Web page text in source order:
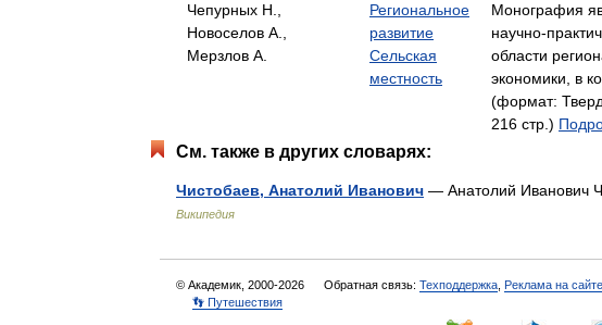
Чепурных Н.,
Новоселов А.,
Мерзлов А.
Региональное
развитие
Сельская
местность
Монография
научно-
области
экономики, в
(формат:
216 стр.)
См. также в других словарях:
Чистобаев, Анатолий Иванович — Анатолий Иванович
Википедия
© Академик, 2000-2026 Обратная связь: Техподдержка Реклама на сайте
👣 Путешествия